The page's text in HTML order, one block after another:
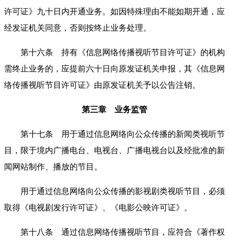
许可证》九十日内开通业务。如因特殊理由不能如期开通，应
经发证机关同意，否则按终止业务处理。
第十六条 持有《信息网络传播视听节目许可证》的机构
需终止业务的，应提前六十日向原发证机关申报，其《信息网
络传播视听节目许可证》由原发证机关予以公告注销。
第三章 业务监管
第十七条 用于通过信息网络向公众传播的新闻类视听节
目，限于境内广播电台、电视台、广播电视台以及经批准的新
闻网站制作、播放的节目。
用于通过信息网络向公众传播的影视剧类视听节目，必须
取得《电视剧发行许可证》、《电影公映许可证》。
第十八条 通过信息网络传播视听节目，应符合《著作权